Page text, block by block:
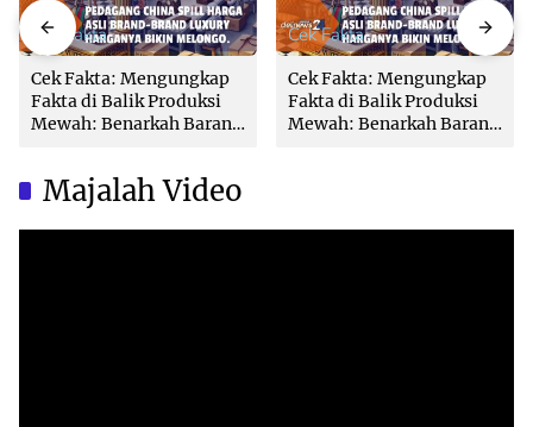
Cek Fakta
Cek Fakta: Mengungkap
Fakta di Balik Produksi
Mewah: Benarkah Barang
Cek Fakta
Cek Fakta: Mengungkap
Fakta di Balik Produksi
Mewah: Benarkah Barang
Majalah Video